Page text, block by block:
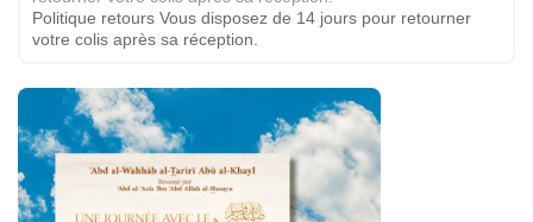
Politique retours Vous disposez de 14 jours pour retourner
votre colis après sa réception.